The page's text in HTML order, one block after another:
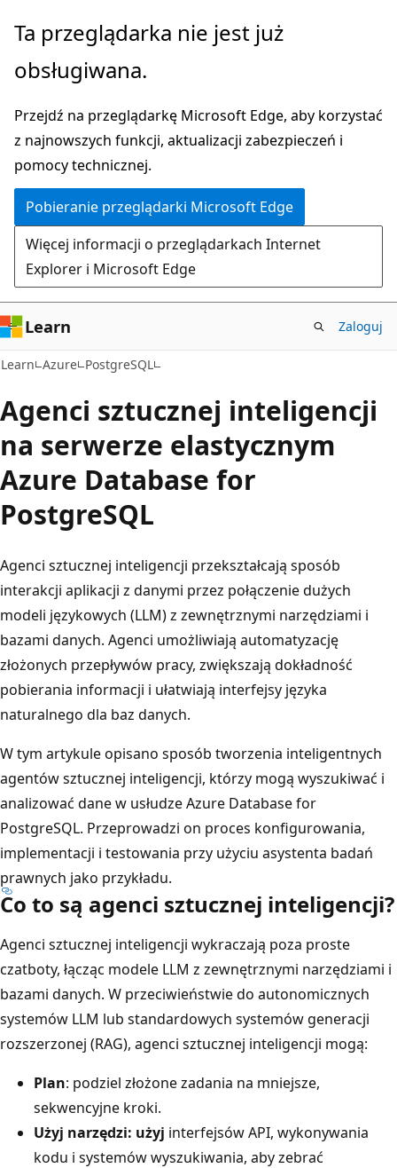
Przejdź
głównej
Ta przeglądarka nie jest już
obsługiwana.
Przejdź na przeglądarkę Microsoft Edge, aby korzystać
z najnowszych funkcji, aktualizacji zabezpieczeń i
pomocy technicznej.
Pobieranie przeglądarki Microsoft Edge
Więcej informacji o przeglądarkach Internet
Explorer i Microsoft Edge
Learn Zaloguj
Learn Azure PostgreSQL
Agenci sztucznej inteligencji
na serwerze elastycznym
Azure Database for
PostgreSQL
Agenci sztucznej inteligencji przekształcają sposób
interakcji aplikacji z danymi przez połączenie dużych
modeli językowych (LLM) z zewnętrznymi narzędziami i
bazami danych. Agenci umożliwiają automatyzację
złożonych przepływów pracy, zwiększają dokładność
pobierania informacji i ułatwiają interfejsy języka
naturalnego dla baz danych.
W tym artykule opisano sposób tworzenia inteligentnych
agentów sztucznej inteligencji, którzy mogą wyszukiwać i
analizować dane w usłudze Azure Database for
PostgreSQL. Przeprowadzi on proces konfigurowania,
implementacji i testowania przy użyciu asystenta badań
prawnych jako przykładu.
Co to są agenci sztucznej inteligencji?
Agenci sztucznej inteligencji wykraczają poza proste
czatboty, łącząc modele LLM z zewnętrznymi narzędziami i
bazami danych. W przeciwieństwie do autonomicznych
systemów LLM lub standardowych systemów generacji
rozszerzonej (RAG), agenci sztucznej inteligencji mogą:
Plan: podziel złożone zadania na mniejsze,
sekwencyjne kroki.
Użyj narzędzi: użyj interfejsów API, wykonywania
kodu i systemów wyszukiwania, aby zebrać